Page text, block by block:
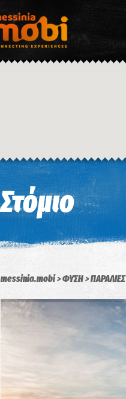
Στόμιο
messinia.mobi ΦΥΣΗ ΠΑΡΑΛΙΕΣ